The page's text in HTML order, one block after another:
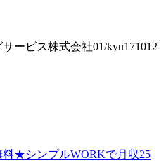
ービス株式会社01/kyu171012
料★シンプルWORKで月収25